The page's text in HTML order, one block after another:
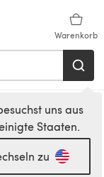
Warenkorb
uns aus
Staaten.
zu